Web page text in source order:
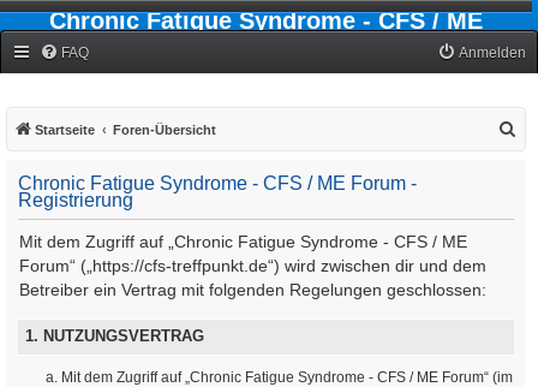
Chronic Fatigue Syndrome - CFS / ME
FAQ Anmelden
Startseite Foren-Übersicht
Chronic Fatigue Syndrome - CFS / ME Forum -
Registrierung
Mit dem Zugriff auf „Chronic Fatigue Syndrome - CFS / ME
Forum“ („https://cfs-treffpunkt.de“) wird zwischen dir und dem
Betreiber ein Vertrag mit folgenden Regelungen geschlossen:
1. NUTZUNGSVERTRAG
Mit dem Zugriff auf „Chronic Fatigue Syndrome - CFS / ME Forum“ (im